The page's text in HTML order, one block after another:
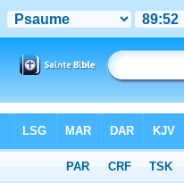
Chapitre 89> Verset 52